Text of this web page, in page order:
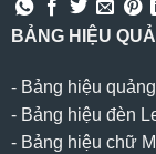
BẢNG HIỆU
- Bảng hiệu
- Bảng hiệu đèn
- Bảng hiệu chữ